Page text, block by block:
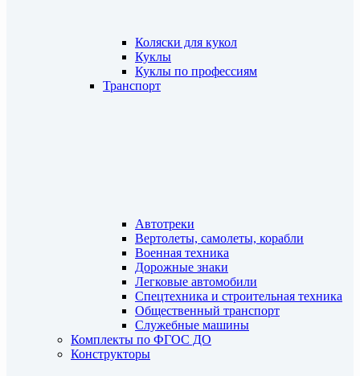
Коляски для кукол
Куклы
Куклы по профессиям
Транспорт
Автотреки
Вертолеты, самолеты, корабли
Военная техника
Дорожные знаки
Легковые автомобили
Спецтехника и строительная техника
Общественный транспорт
Служебные машины
Комплекты по ФГОС ДО
Конструкторы